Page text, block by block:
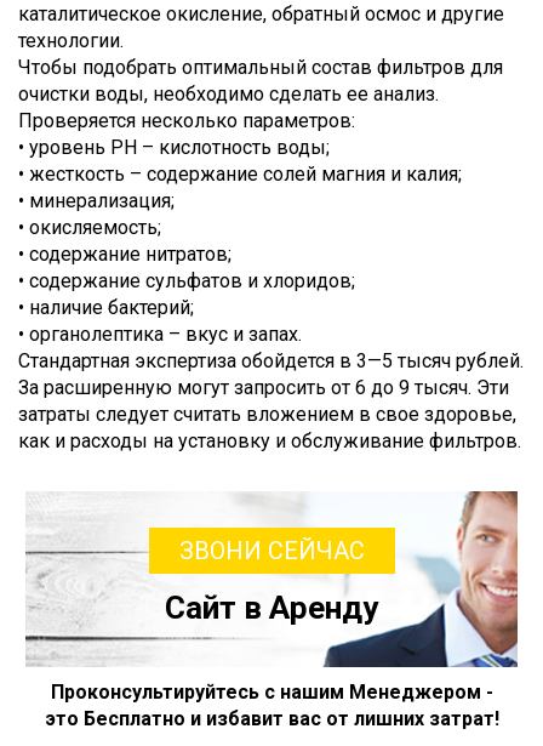
каталитическое окисление, обратный осмос и другие
технологии.
Чтобы подобрать оптимальный состав фильтров для
очистки воды, необходимо сделать ее анализ.
Проверяется несколько параметров:
• уровень PH – кислотность воды;
• жесткость – содержание солей магния и калия;
• минерализация;
• окисляемость;
• содержание нитратов;
• содержание сульфатов и хлоридов;
• наличие бактерий;
• органолептика – вкус и запах.
Стандартная экспертиза обойдется в 3—5 тысяч рублей.
За расширенную могут запросить от 6 до 9 тысяч. Эти
затраты следует считать вложением в свое здоровье,
как и расходы на установку и обслуживание фильтров.
ЗВОНИ СЕЙЧАС
Сайт в Аренду
Проконсультируйтесь с нашим Менеджером -
это Бесплатно и избавит вас от лишних затрат!